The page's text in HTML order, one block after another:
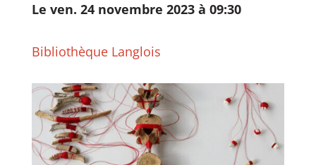
Le ven. 24 novembre 2023 à 09:30
Bibliothèque Langlois